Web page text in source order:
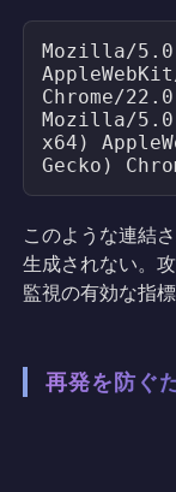
Mozilla/5.0
Chrome/
Mozilla/5.0
x64)
Gecko)
このような連結
生成されない。
監視の有効な指標
再発を防ぐ